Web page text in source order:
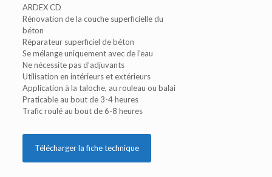
ARDEX CD
Rénovation de la couche superficielle du
béton
Réparateur superficiel de béton
Se mélange uniquement avec de l’eau
Ne nécessite pas d’adjuvants
Utilisation en intérieurs et extérieurs
Application à la taloche, au rouleau ou balai
Praticable au bout de 3-4 heures
Trafic roulé au bout de 6-8 heures
Télécharger la fiche technique